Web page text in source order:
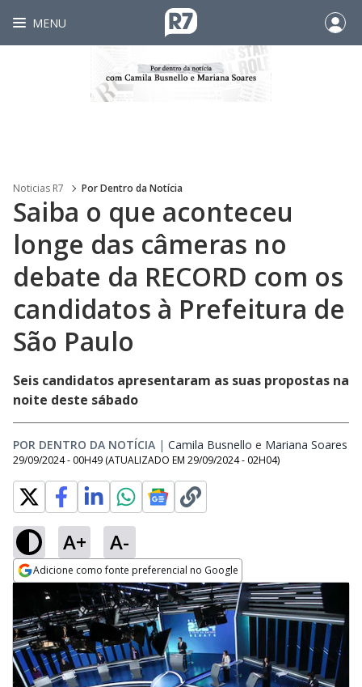
MENU
Noticias R7 Por Dentro da Notícia
Saiba o que aconteceu
longe das câmeras no
debate da RECORD com os
candidatos à Prefeitura de
São Paulo
Seis candidatos apresentaram as suas propostas na
noite deste sábado
POR DENTRO DA NOTÍCIA | Camila Busnello Opens in new
e Mariana Soares
29/09/2024 - 00H49 (ATUALIZADO EM 29/09/2024 - 02H04)
A+ A-
Adicione como fonte preferencial no Google
Opens in new window